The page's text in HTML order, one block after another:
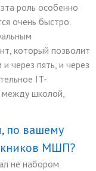
роль особенно
очень быстро.
который позволит
через пять, и через
IT-
школой,
по вашему
МШП?
не набором